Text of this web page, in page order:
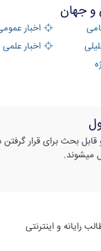
جهان
اخبار عمومی
اخبار علمی
بحث برای قرار گرفتن
و اینترنتی